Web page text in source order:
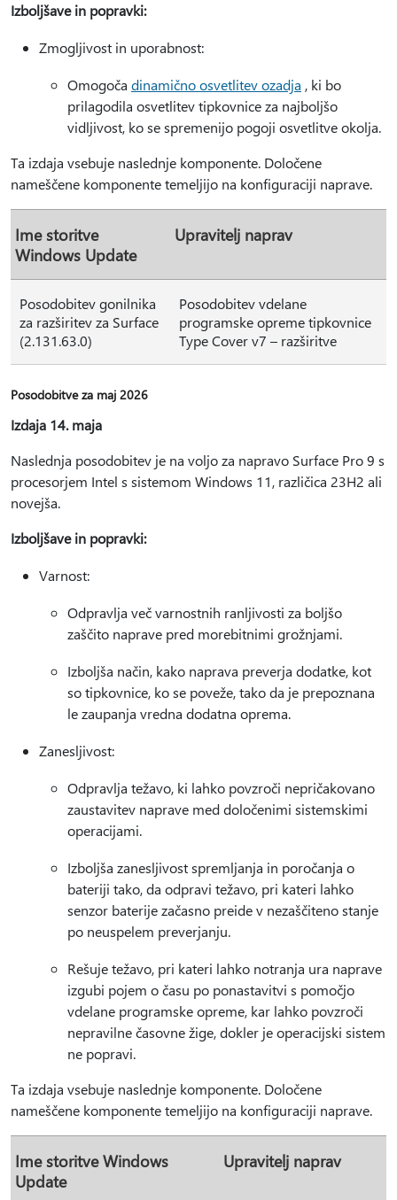
Izboljšave in popravki:
Zmogljivost in uporabnost:
Omogoča dinamično osvetlitev ozadja , ki bo
prilagodila osvetlitev tipkovnice za najboljšo
vidljivost, ko se spremenijo pogoji osvetlitve okolja.
Ta izdaja vsebuje naslednje komponente. Določene
nameščene komponente temeljijo na konfiguraciji naprave.
Ime storitve
Windows Update
Upravitelj naprav
Posodobitev gonilnika
za razširitev za Surface
(2.131.63.0)
Posodobitev vdelane
programske opreme tipkovnice
Type Cover v7 – razširitve
Posodobitve za maj 2026
Izdaja 14. maja
Naslednja posodobitev je na voljo za napravo Surface Pro 9 s
procesorjem Intel s sistemom Windows 11, različica 23H2 ali
novejša.
Izboljšave in popravki:
Varnost:
Odpravlja več varnostnih ranljivosti za boljšo
zaščito naprave pred morebitnimi grožnjami.
Izboljša način, kako naprava preverja dodatke, kot
so tipkovnice, ko se poveže, tako da je prepoznana
le zaupanja vredna dodatna oprema.
Zanesljivost:
Odpravlja težavo, ki lahko povzroči nepričakovano
zaustavitev naprave med določenimi sistemskimi
operacijami.
Izboljša zanesljivost spremljanja in poročanja o
bateriji tako, da odpravi težavo, pri kateri lahko
senzor baterije začasno preide v nezaščiteno stanje
po neuspelem preverjanju.
Rešuje težavo, pri kateri lahko notranja ura naprave
izgubi pojem o času po ponastavitvi s pomočjo
vdelane programske opreme, kar lahko povzroči
nepravilne časovne žige, dokler je operacijski sistem
ne popravi.
Ta izdaja vsebuje naslednje komponente. Določene
nameščene komponente temeljijo na konfiguraciji naprave.
Ime storitve Windows
Update
Upravitelj naprav